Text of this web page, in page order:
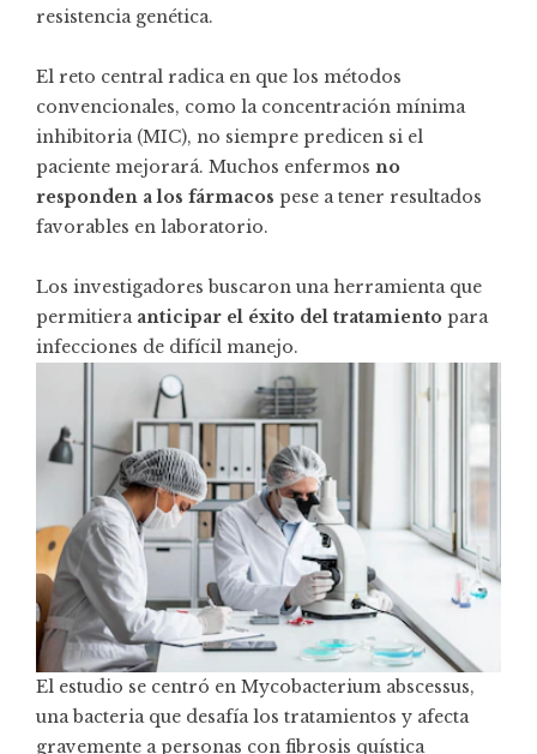
resistencia genética.
El reto central radica en que los métodos
convencionales, como la concentración mínima
inhibitoria (MIC), no siempre predicen si el
paciente mejorará. Muchos enfermos no
responden a los fármacos pese a tener resultados
favorables en laboratorio.
Los investigadores buscaron una herramienta que
permitiera anticipar el éxito del tratamiento para
infecciones de difícil manejo.
El estudio se centró en Mycobacterium abscessus,
una bacteria que desafía los tratamientos y afecta
gravemente a personas con fibrosis quística